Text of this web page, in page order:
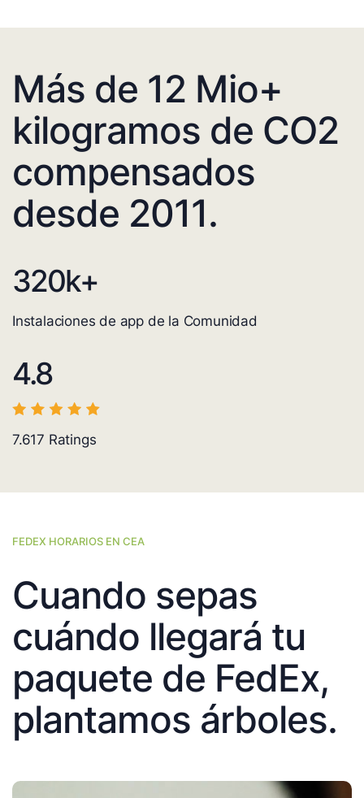
Más de 12 Mio+
kilogramos de CO2
compensados
desde 2011.
320k+
Instalaciones de app de la Comunidad
4.8
7.617 Ratings
FEDEX HORARIOS EN CEA
Cuando sepas
cuándo llegará tu
paquete de FedEx,
plantamos árboles.